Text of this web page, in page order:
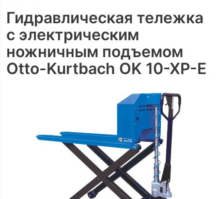
Гидравлическая тележка
с электрическим
ножничным подъемом
Otto-Kurtbach OK 10-XP-E